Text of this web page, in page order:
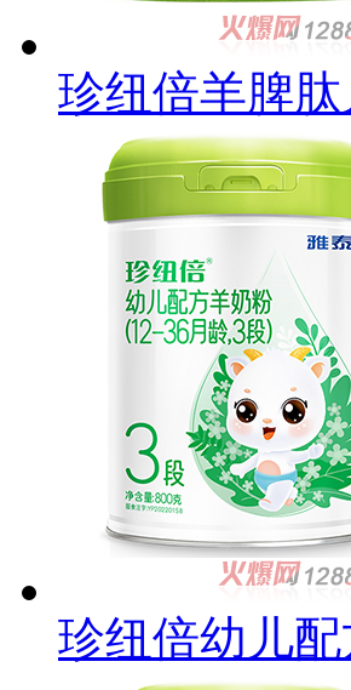
珍纽倍羊脾
珍纽倍幼儿